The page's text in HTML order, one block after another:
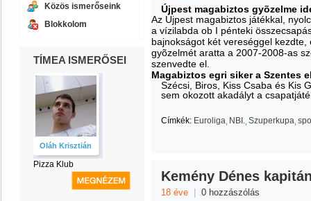
Közös ismerőseink
Blokkolom
TÍMEA ISMERŐSEI
Oláh Krisztián
Pizza Klub
Újpest magabiztos gyõzelme
Az Újpest magabiztos játékkal,
a vízilabda ob I pénteki
bajnokságot két vereséggel
gyõzelmét aratta a 2007-2008-as
szenvedte el.
Magabiztos egri siker a Szentes
Szécsi, Biros, Kiss Csaba és Kis
sem okozott akadályt a
Címkék: Euroliga NBI. Szuperkupa
Kemény Dénes
18 éve 0 hozzászólás